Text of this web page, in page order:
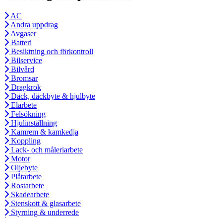
AC
Andra uppdrag
Avgaser
Batteri
Besiktning och förkontroll
Bilservice
Bilvård
Bromsar
Dragkrok
Däck, däckbyte & hjulbyte
Elarbete
Felsökning
Hjulinställning
Kamrem & kamkedja
Koppling
Lack- och måleriarbete
Motor
Oljebyte
Plåtarbete
Rostarbete
Skadearbete
Stenskott & glasarbete
Styrning & underrede